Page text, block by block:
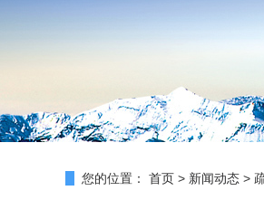
您的位置： 首页 > 新闻动态 >